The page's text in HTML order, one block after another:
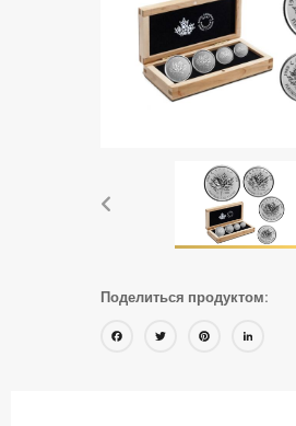
Поделиться продуктом:
Facebook
Twitter